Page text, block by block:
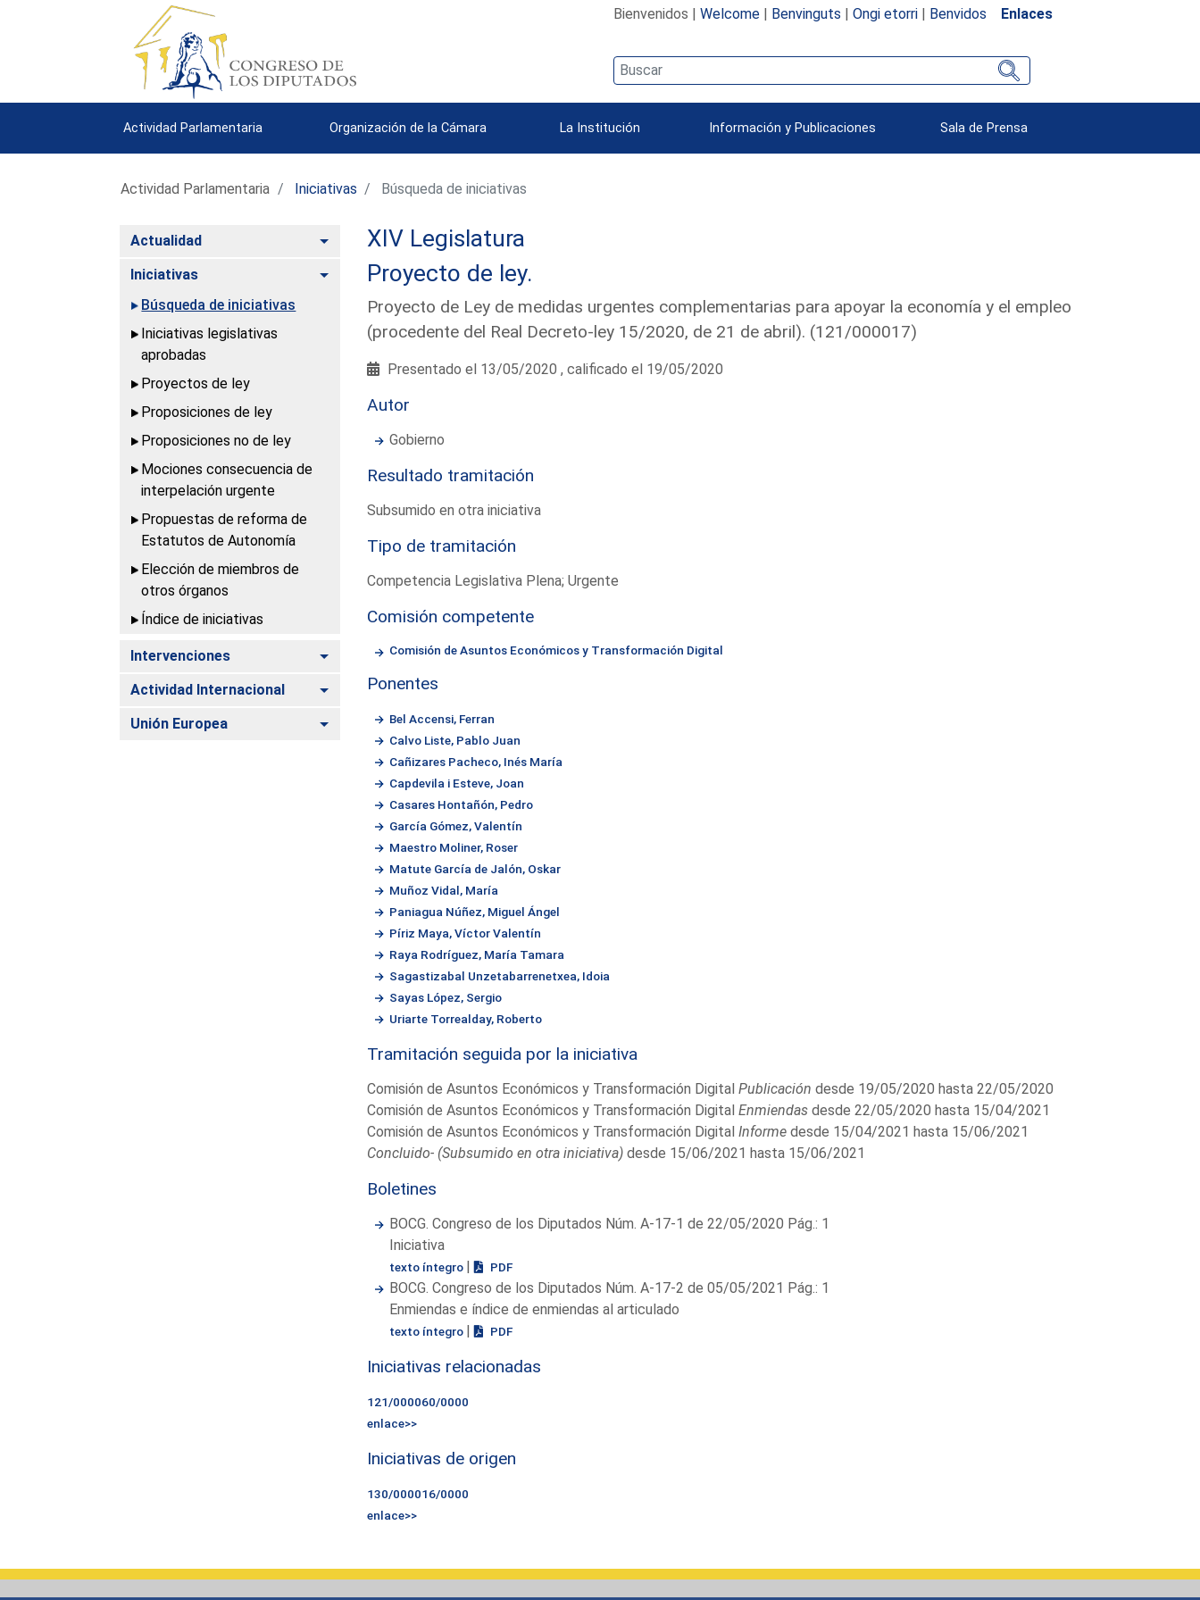
Bienvenidos | Welcome| Benvinguts | Ongi etorri| Benvidos Enlaces
Actividad Parlamentaria Organización de la Cámara La Institución Información y Publicaciones Sala de Prensa
Actividad Parlamentaria Iniciativas Búsqueda de iniciativas
Actualidad Alternar
Iniciativas
Alternar
Búsqueda de iniciativas
Iniciativas legislativas
aprobadas
Proyectos de ley
Proposiciones de ley
Proposiciones no de ley
Mociones consecuencia de
interpelación urgente
Propuestas de reforma de
Estatutos de Autonomía
Elección de miembros de
otros órganos
Índice de iniciativas
Intervenciones Alternar
Actividad Internacional Alternar
Unión Europea Alternar
XIV Legislatura
Proyecto de ley.
Proyecto de Ley de medidas urgentes complementarias para apoyar la economía y el empleo
(procedente del Real Decreto-ley 15/2020, de 21 de abril). (121/000017)
Presentado el 13/05/2020 , calificado el 19/05/2020
Autor
Gobierno
Resultado tramitación
Subsumido en otra iniciativa
Tipo de tramitación
Competencia Legislativa Plena; Urgente
Comisión competente
Comisión de Asuntos Económicos y Transformación Digital
Ponentes
Bel Accensi, Ferran
Calvo Liste, Pablo Juan
Cañizares Pacheco, Inés María
Capdevila i Esteve, Joan
Casares Hontañón, Pedro
García Gómez, Valentín
Maestro Moliner, Roser
Matute García de Jalón, Oskar
Muñoz Vidal, María
Paniagua Núñez, Miguel Ángel
Píriz Maya, Víctor Valentín
Raya Rodríguez, María Tamara
Sagastizabal Unzetabarrenetxea, Idoia
Sayas López, Sergio
Uriarte Torrealday, Roberto
Tramitación seguida por la iniciativa
Comisión de Asuntos Económicos y Transformación Digital Publicación desde 19/05/2020 hasta 22/05/2020
Comisión de Asuntos Económicos y Transformación Digital Enmiendasdesde 22/05/2020 hasta 15/04/2021
Comisión de Asuntos Económicos y Transformación Digital Informedesde 15/04/2021 hasta 15/06/2021
Concluido- (Subsumido en otra iniciativa)desde 15/06/2021 hasta 15/06/2021
Boletines
BOCG. Congreso de los Diputados Núm. A-17-1 de 22/05/2020 Pág.: 1
Iniciativa
texto íntegro | PDF
BOCG. Congreso de los Diputados Núm. A-17-2 de 05/05/2021 Pág.: 1
Enmiendas e índice de enmiendas al articulado
texto íntegro | PDF
Iniciativas relacionadas
121/000060/0000
enlace>>
Iniciativas de origen
130/000016/0000
enlace>>